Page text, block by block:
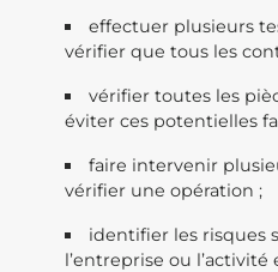
effectuer plusieurs
vérifier que tous les
vérifier toutes les
éviter ces potentielles
faire intervenir
vérifier une opération ;
identifier les risques
l’entreprise ou l’activité